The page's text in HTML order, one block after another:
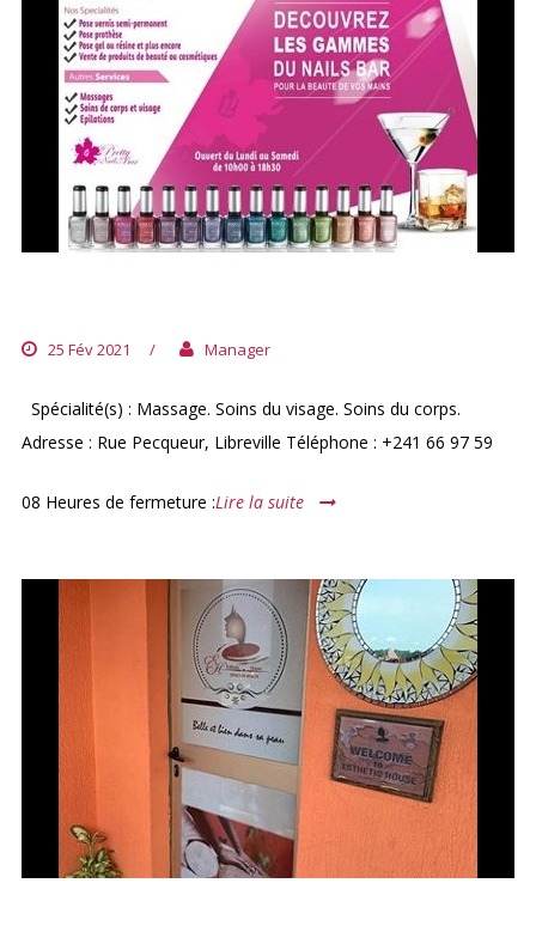
25 Fév 2021 / Manager
Spécialité(s) : Massage. Soins du visage. Soins du corps.
Adresse : Rue Pecqueur, Libreville Téléphone : +241 66 97 59
08 Heures de fermeture :Lire la suite